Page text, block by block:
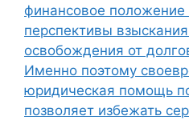
финансовое
перспективы
освобождения от
Именно поэтому
юридическая помощь
позволяет избежать